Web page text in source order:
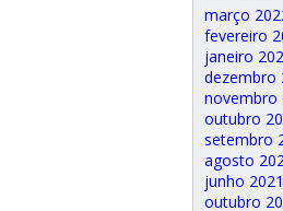
março
fevereiro
janeiro
dezembro
novembro
outubro
setembro
agosto
junho 2021
outubro